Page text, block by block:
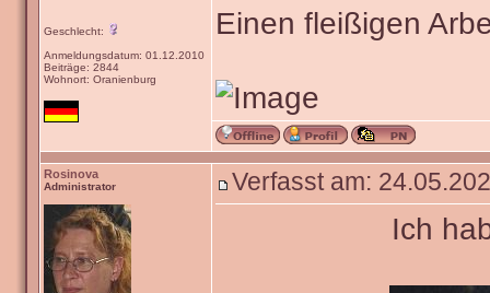
Geschlecht:
Anmeldungsdatum: 01.12.2010
Beiträge: 2844
Wohnort: Oranienburg
Einen fleißigen
Rosinova
Administrator Verfasst am:
Ich